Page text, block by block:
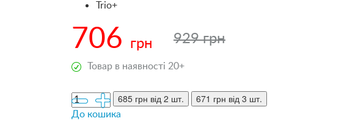
Trio+
706 грн 929 грн
Товар в наявності 20+
685 грн від 2 шт. 671 грн від 3 шт.
До кошика